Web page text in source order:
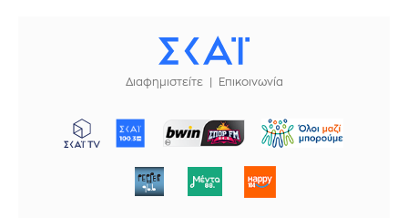
Διαφημιστείτε Επικοινωνία
ΜΠΟΡΟΥΜΕ